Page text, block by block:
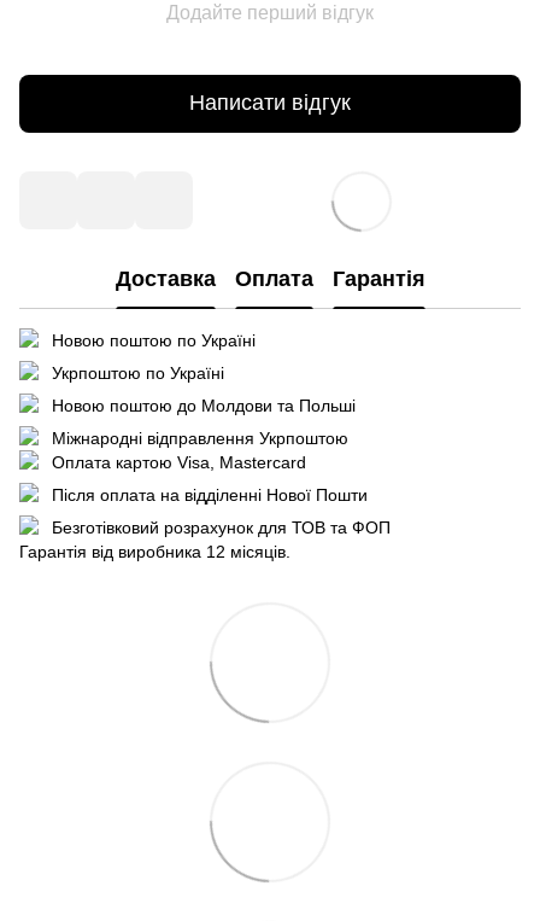
Додайте перший відгук
Написати відгук
Доставка Оплата Гарантія
Новою поштою по Україні
Укрпоштою по Україні
Новою поштою до Молдови та Польші
Міжнародні відправлення Укрпоштою
Оплата картою Visa, Mastercard
Після оплата на відділенні Нової Пошти
Безготівковий розрахунок для ТОВ та ФОП
Гарантія від виробника 12 місяців.